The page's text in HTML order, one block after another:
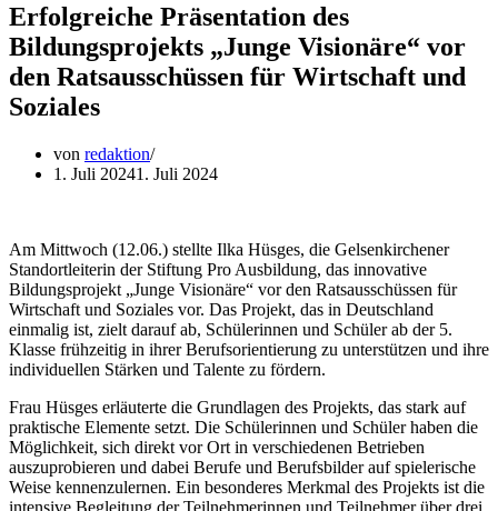
Erfolgreiche Präsentation des
Bildungsprojekts „Junge Visionäre“ vor
den Ratsausschüssen für Wirtschaft und
Soziales
von redaktion
1. Juli 20241. Juli 2024
Am Mittwoch (12.06.) stellte Ilka Hüsges, die Gelsenkirchener
Standortleiterin der Stiftung Pro Ausbildung, das innovative
Bildungsprojekt „Junge Visionäre“ vor den Ratsausschüssen für
Wirtschaft und Soziales vor. Das Projekt, das in Deutschland
einmalig ist, zielt darauf ab, Schülerinnen und Schüler ab der 5.
Klasse frühzeitig in ihrer Berufsorientierung zu unterstützen und ihre
individuellen Stärken und Talente zu fördern.
Frau Hüsges erläuterte die Grundlagen des Projekts, das stark auf
praktische Elemente setzt. Die Schülerinnen und Schüler haben die
Möglichkeit, sich direkt vor Ort in verschiedenen Betrieben
auszuprobieren und dabei Berufe und Berufsbilder auf spielerische
Weise kennenzulernen. Ein besonderes Merkmal des Projekts ist die
intensive Begleitung der Teilnehmerinnen und Teilnehmer über drei